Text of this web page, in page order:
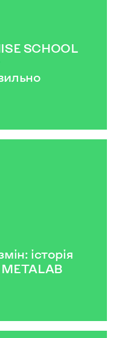
SCHOOL
історія
METALAB